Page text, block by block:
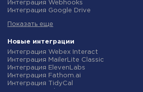
Интеграция Webhooks
Интеграция Google Drive
Интеграция Gmail
Интеграция Новая Почта
Интеграция Binotel
Интеграция OpenAI (ChatGPT)
Интеграция Prom
Интеграция Приват24
Интеграция OLX
Интеграция TurboSMS
Показать еще
Новые интеграции
Интеграция Webex Interact
Интеграция MailerLite Classic
Интеграция ElevenLabs
Интеграция Fathom.ai
Интеграция TidyCal